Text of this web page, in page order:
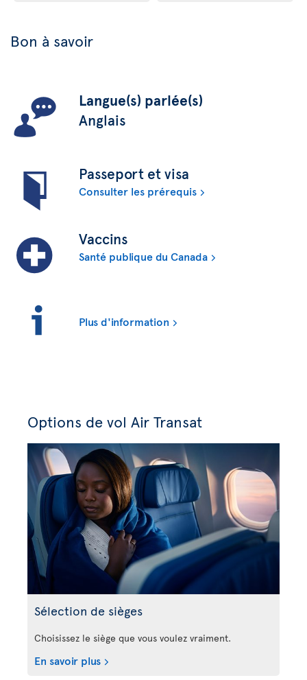
Bon à savoir
Langue(s) parlée(s)
Anglais
Passeport et visa
Consulter les prérequis
Vaccins
Santé publique du Canada
Plus d'information
Options de vol Air Transat
Sélection de sièges
Choisissez le siège que vous voulez vraiment.
En savoir plus